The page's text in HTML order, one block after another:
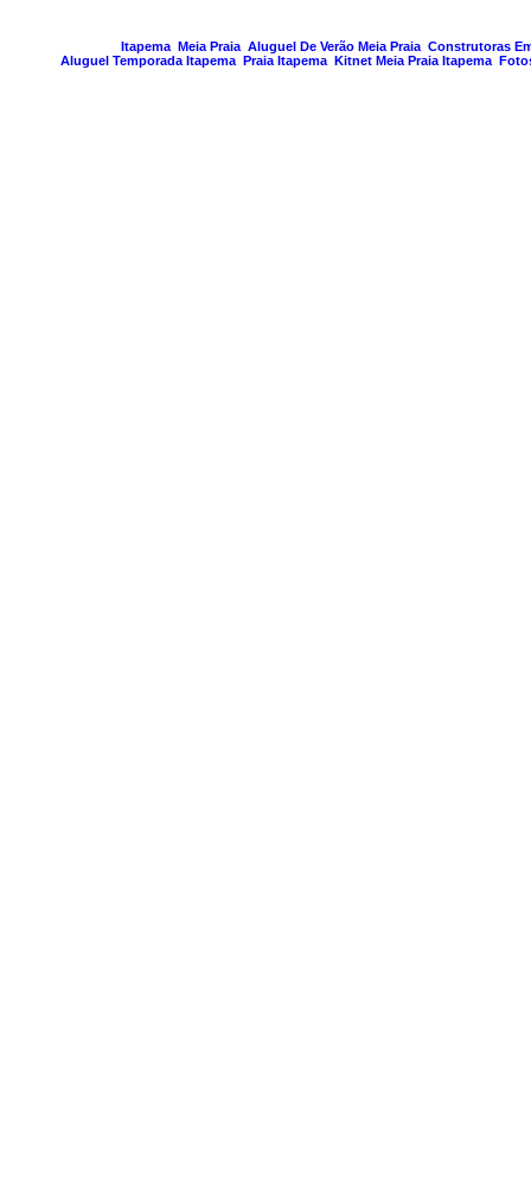
Construtoras
Aluguel De Verão Meia Praia
Meia Praia
Itapema
Kitnet Meia Praia Itapema
Praia Itapema
Aluguel Temporada Itapema